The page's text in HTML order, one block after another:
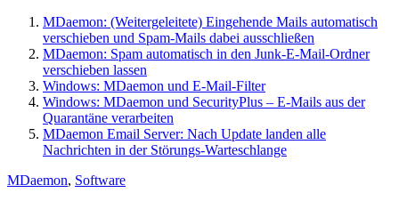
MDaemon: (Weitergeleitete) Eingehende Mails automatisch
verschieben und Spam-Mails dabei ausschließen
MDaemon: Spam automatisch in den Junk-E-Mail-Ordner
verschieben lassen
Windows: MDaemon und E-Mail-Filter
Windows: MDaemon und SecurityPlus – E-Mails aus der
Quarantäne verarbeiten
MDaemon Email Server: Nach Update landen alle
Nachrichten in der Störungs-Warteschlange
MDaemon, Software